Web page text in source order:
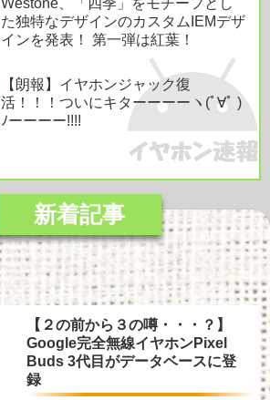
Westone、「四季」をモチーフとし
た独特なデザインのカスタムIEMデザ
インを発表！ 第一弾は紅葉！
【朗報】イヤホンジャック復
活！！！ついにキターーーーヽ(ﾟ∀ﾟ )
ﾉーーーー!!!!
【２の前から３の噂・・・？】
Google完全無線イヤホンPixel
Buds 3代目がデータベースに登
録